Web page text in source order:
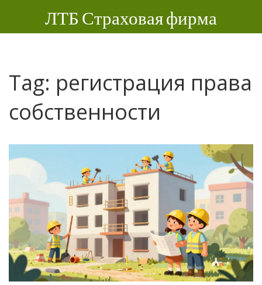
ЛТБ Страховая фирма
Tag: регистрация права
собственности